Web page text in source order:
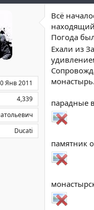
Янв 2011
4,339
Ducati
Всё
Погода
Ехали из
парадные
памятник